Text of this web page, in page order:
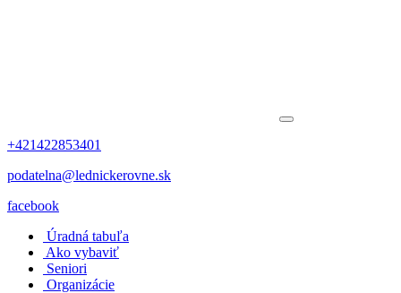
+421422853401
podatelna@lednickerovne.sk
facebook
Úradná tabuľa
Ako vybaviť
Seniori
Organizácie